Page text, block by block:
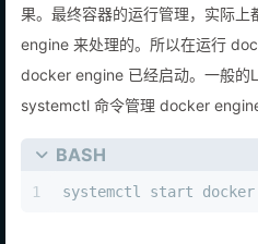
果。最终容器的运行管理，实际
engine 来处理的。所以在运行
docker engine 已经启动。一般的
systemctl 命令管理 docker engine
BASH
1 systemctl start docker